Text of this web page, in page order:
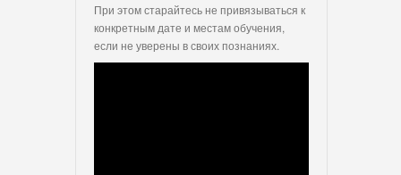
При этом старайтесь не привязываться к
конкретным дате и местам обучения,
если не уверены в своих познаниях.